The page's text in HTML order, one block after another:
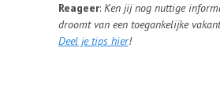
Reageer: Ken jij nog nuttige
droomt van een toegankelijke
Deel je tips hier!